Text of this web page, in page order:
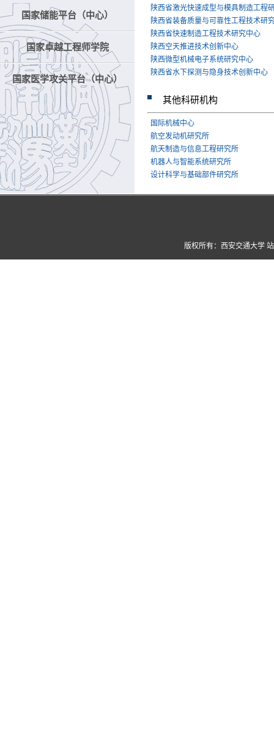
国家储能平台（中心）
国家卓越工程师学院
国家医学攻关平台（中心）
陕西省激光快速成型与模具制造工程
陕西省装备质量与可靠性工程技术研
陕西省快速制造工程技术研究中心
陕西空天推进技术创新中心
陕西微型机械电子系统研究中心
陕西省水下探测与隐身技术创新中心
其他科研机构
国际机械中心
航空发动机研究所
航天制造与信息工程研究所
机器人与智能系统研究所
设计科学与基础部件研究所
版权所有：西安交通大学